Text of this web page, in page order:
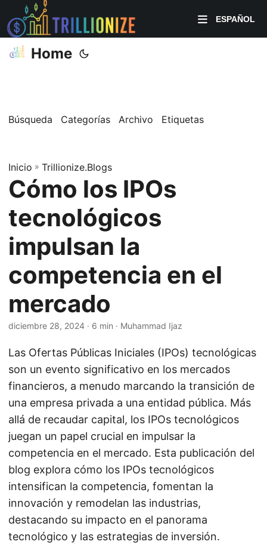
ESPAÑOL
Home
Búsqueda Categorías Archivo Etiquetas
Inicio » Trillionize.Blogs
Cómo los IPOs
tecnológicos
impulsan la
competencia en el
mercado
diciembre 28, 2024 · 6 min · Muhammad Ijaz
Las Ofertas Públicas Iniciales (IPOs) tecnológicas
son un evento significativo en los mercados
financieros, a menudo marcando la transición de
una empresa privada a una entidad pública. Más
allá de recaudar capital, los IPOs tecnológicos
juegan un papel crucial en impulsar la
competencia en el mercado. Esta publicación del
blog explora cómo los IPOs tecnológicos
intensifican la competencia, fomentan la
innovación y remodelan las industrias,
destacando su impacto en el panorama
tecnológico y las estrategias de inversión.